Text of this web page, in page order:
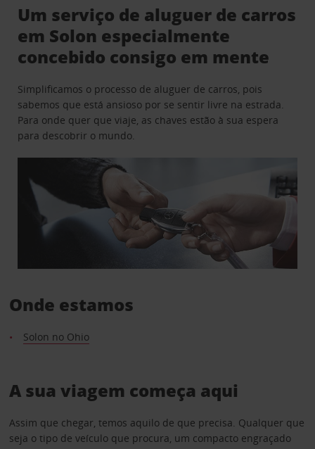
Um serviço de aluguer de carros
em Solon especialmente
concebido consigo em mente
Simplificamos o processo de aluguer de carros, pois
sabemos que está ansioso por se sentir livre na estrada.
Para onde quer que viaje, as chaves estão à sua espera
para descobrir o mundo.
Onde estamos
Solon no Ohio
A sua viagem começa aqui
Assim que chegar, temos aquilo de que precisa. Qualquer que
seja o tipo de veículo que procura, um compacto engraçado